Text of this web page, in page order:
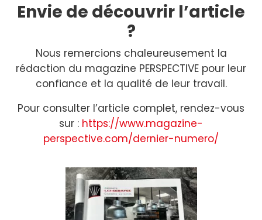
Envie de découvrir l’article
?
Nous remercions chaleureusement la
rédaction du magazine PERSPECTIVE pour leur
confiance et la qualité de leur travail.
Pour consulter l’article complet, rendez-vous
sur : https://www.magazine-
perspective.com/dernier-numero/